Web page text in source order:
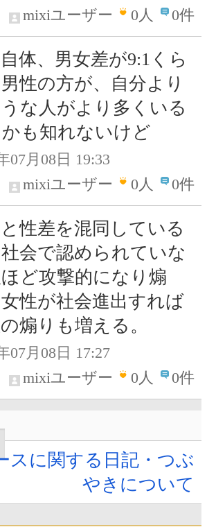
mixiユーザー
0人 0件
体、男女差が9:1くら
性の方が、自分より
な人がより多くいる
も知れないけど
07月08日 19:33
mixiユーザー
0人 0件
性差を混同している
会で認められていな
ど攻撃的になり煽
性が社会進出すれば
煽りも増える。
07月08日 17:27
mixiユーザー
0人 0件
スに関する日記・つぶ
やきについて